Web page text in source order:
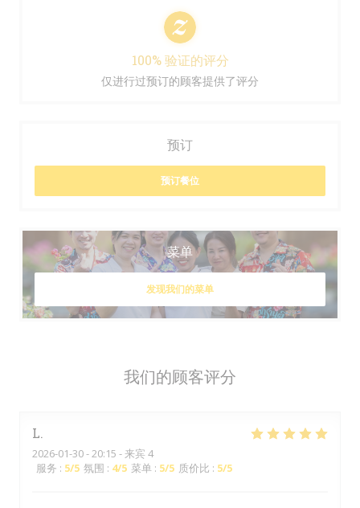
我们的顾客评分
L
2026-01-30- 20:15 - 来宾 4
服务 : 5/5 氛围 : 4/5 菜单 : 5/5 质价比 : 5/5
100% 验证的评分
仅进行过预订的顾客提供了评分
预订
预订餐位
菜单
发现我们的菜单